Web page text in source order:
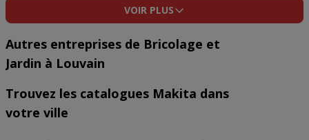
VOIR PLUS
Autres entreprises de Bricolage et
Jardin à Louvain
Trouvez les catalogues Makita dans
votre ville